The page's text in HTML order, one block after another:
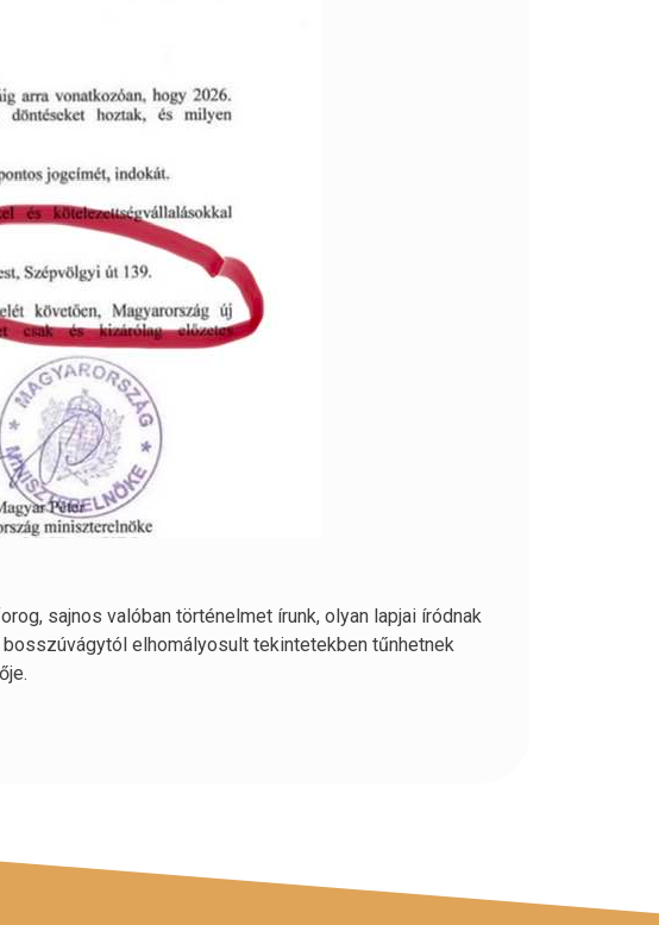
sajnos valóban történelmet írunk, olyan lapjai íródnak
elhomályosult tekintetekben tűnhetnek